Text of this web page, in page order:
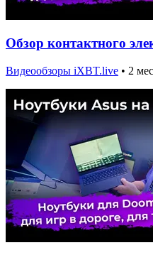
Обзор контактного
Видеообзоры iXBT.live • 2